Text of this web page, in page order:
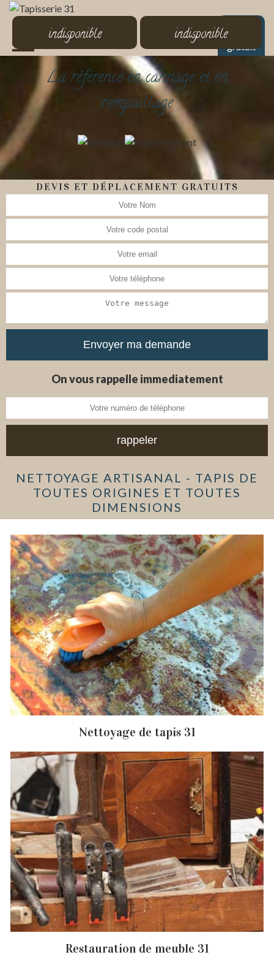
Devis
gratuit
indisponible indisponible
La référence en cannage et en
rempaillage
DEVIS ET DÉPLACEMENT GRATUITS
On vous rappelle immediatement
NETTOYAGE ARTISANAL - TAPIS DE
TOUTES ORIGINES ET TOUTES
DIMENSIONS
Nettoyage de tapis 31
Restauration de meuble 31